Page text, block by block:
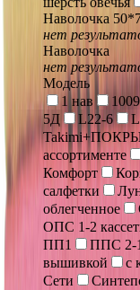
Наволочка
нет
Наволочка
нет
Модель
1 нав
1009
5Д
L22-6
ассортименте
Комфорт
салфетки
облегченное
ОПС 1-2
ПП1
ППС 2-
вышивкой
с
Сети